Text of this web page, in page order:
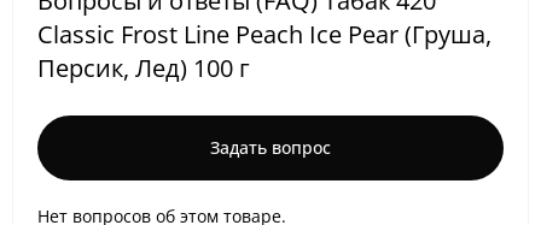
Classic Frost Line Peach Ice Pear (Груша,
Персик, Лед) 100 г
Задать вопрос
Нет вопросов об этом товаре.